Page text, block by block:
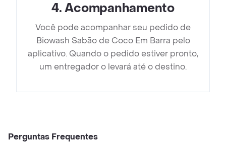
4.Acompanhamento
Você pode acompanhar seu pedido de
Biowash Sabão de Coco Em Barra pelo
aplicativo. Quando o pedido estiver pronto,
um entregador o levará até o destino.
Perguntas Frequentes